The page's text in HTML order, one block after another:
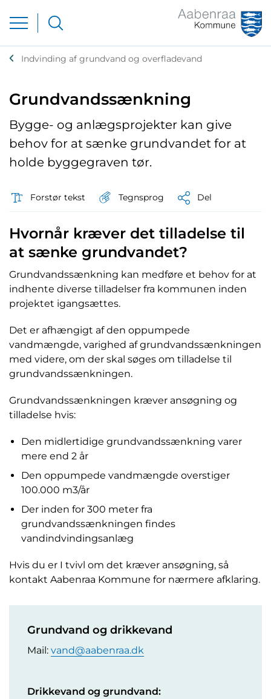
Indvinding af grundvand og overfladevand
Grundvandssænkning
Bygge- og anlægsprojekter kan give
behov for at sænke grundvandet for at
holde byggegraven tør.
Forstør tekst Tegnsprog Del
Hvornår kræver det tilladelse til
at sænke grundvandet?
Grundvandssænkning kan medføre et behov for at
indhente diverse tilladelser fra kommunen inden
projektet igangsættes.
Det er afhængigt af den oppumpede
vandmængde, varighed af grundvandssænkningen
med videre, om der skal søges om tilladelse til
grundvandssænkningen.
Grundvandssænkningen kræver ansøgning og
tilladelse hvis:
Den midlertidige grundvandssænkning varer
mere end 2 år
Den oppumpede vandmængde overstiger
100.000 m3/år
Der inden for 300 meter fra
grundvandssænkningen findes
vandindvindingsanlæg
Hvis du er I tvivl om det kræver ansøgning, så
kontakt Aabenraa Kommune for nærmere afklaring.
Grundvand og drikkevand
Mail: vand@aabenraa.dk
Drikkevand og grundvand: